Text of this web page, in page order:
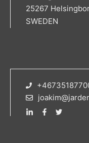
25267
SWEDEN